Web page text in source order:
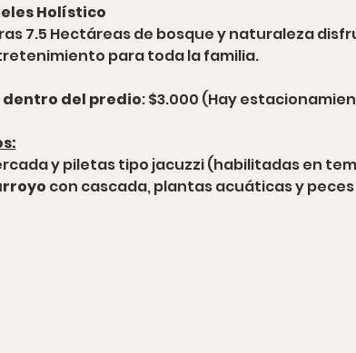
Holístico
7.5 Hectáreas de bosque y naturaleza
para toda la familia.
dentro del predio: $3.000 (Hay
y piletas tipo jacuzzi (habilitadas en
con cascada, plantas acuáticas y peces